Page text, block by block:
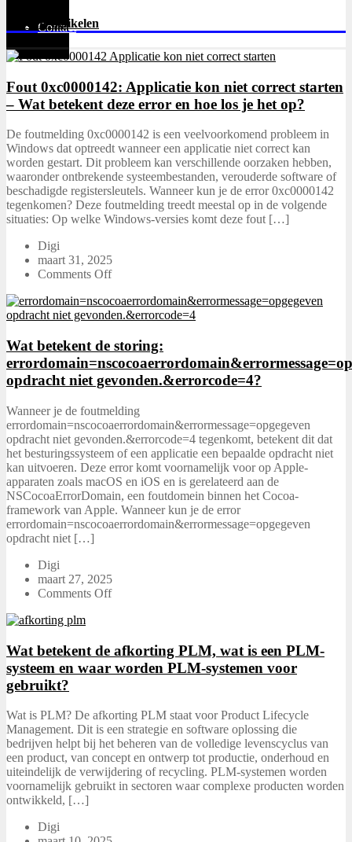
Contact
Recente artikelen
Fout 0xc0000142: Applicatie kon niet correct starten
– Wat betekent deze error en hoe los je het op?
De foutmelding 0xc0000142 is een veelvoorkomend probleem in
Windows dat optreedt wanneer een applicatie niet correct kan
worden gestart. Dit probleem kan verschillende oorzaken hebben,
waaronder ontbrekende systeembestanden, verouderde software of
beschadigde registersleutels. Wanneer kun je de error 0xc0000142
tegenkomen? Deze foutmelding treedt meestal op in de volgende
situaties: Op welke Windows-versies komt deze fout […]
Digi
maart 31, 2025
Comments Off
Wat betekent de storing:
opdracht niet gevonden.&errorcode=4?
Wanneer je de foutmelding
errordomain=nscocoaerrordomain&errormessage=opgegeven
opdracht niet gevonden.&errorcode=4 tegenkomt, betekent dit dat
het besturingssysteem of een applicatie een bepaalde opdracht niet
kan uitvoeren. Deze error komt voornamelijk voor op Apple-
apparaten zoals macOS en iOS en is gerelateerd aan de
NSCocoaErrorDomain, een foutdomein binnen het Cocoa-
framework van Apple. Wanneer kun je de error
errordomain=nscocoaerrordomain&errormessage=opgegeven
opdracht niet […]
Digi
maart 27, 2025
Comments Off
Wat betekent de afkorting PLM, wat is een PLM-
systeem en waar worden PLM-systemen voor
gebruikt?
Wat is PLM? De afkorting PLM staat voor Product Lifecycle
Management. Dit is een strategie en software oplossing die
bedrijven helpt bij het beheren van de volledige levenscyclus van
een product, van concept en ontwerp tot productie, onderhoud en
uiteindelijk de verwijdering of recycling. PLM-systemen worden
voornamelijk gebruikt in sectoren waar complexe producten worden
ontwikkeld, […]
Digi